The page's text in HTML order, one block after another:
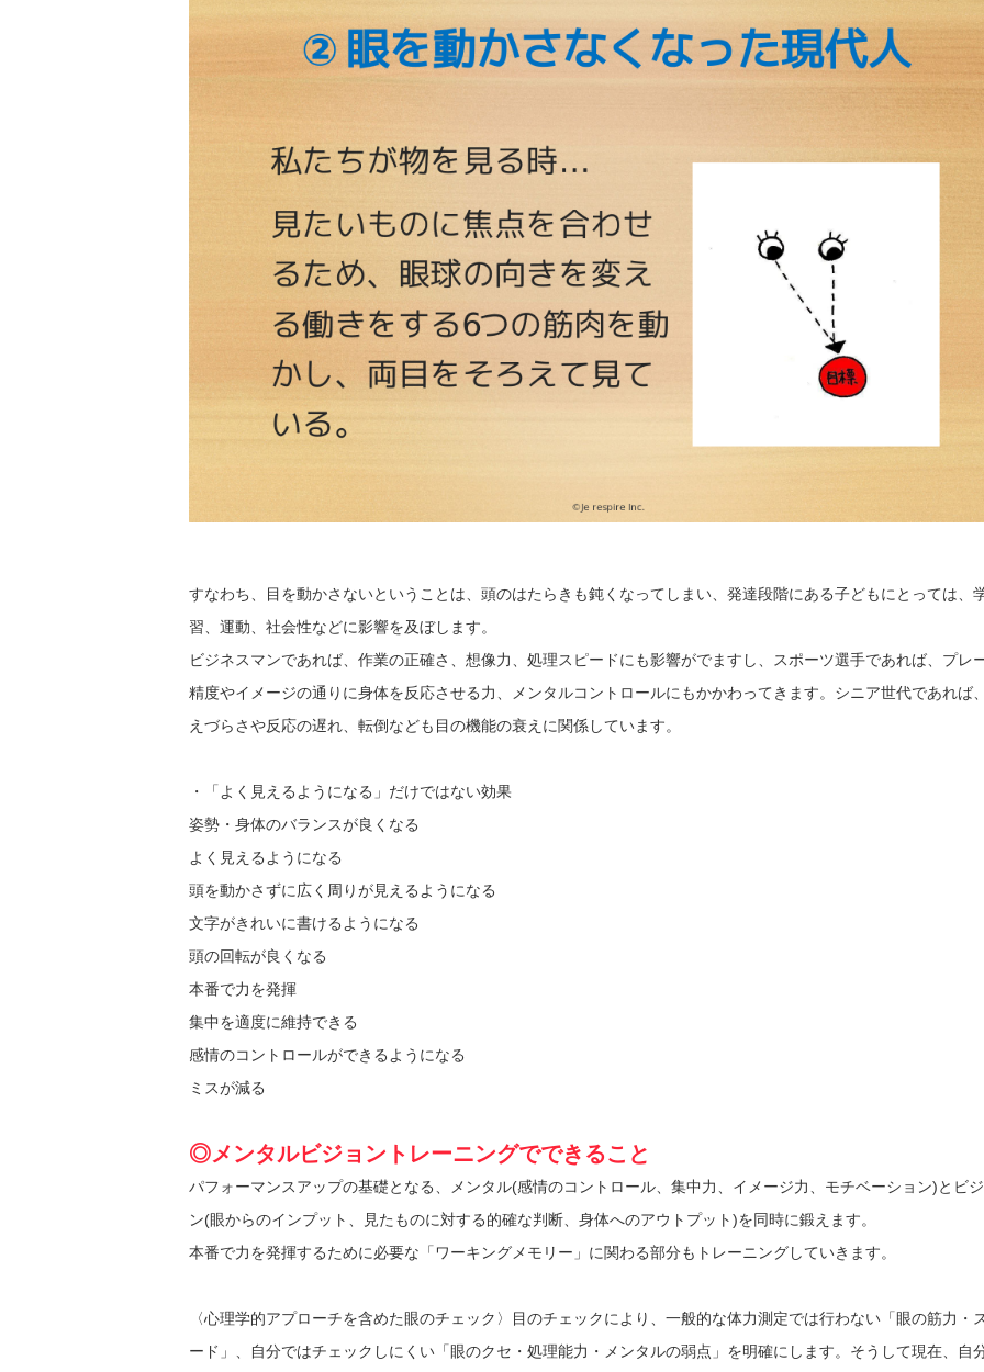
すなわち、目を動かさないということは、頭のはたらきも鈍くなってしまい、発達段階にある子どもにとっては、
習、運動、社会性などに影響を及ぼします。
ビジネスマンであれば、作業の正確さ、想像力、処理スピードにも影響がでますし、スポーツ選手であれば、プレ
精度やイメージの通りに身体を反応させる力、メンタルコントロールにもかかわってきます。シニア世代であれば
えづらさや反応の遅れ、転倒なども目の機能の衰えに関係しています。
・「よく見えるようになる」だけではない効果
姿勢・身体のバランスが良くなる
よく見えるようになる
頭を動かさずに広く周りが見えるようになる
文字がきれいに書けるようになる
頭の回転が良くなる
本番で力を発揮
集中を適度に維持できる
感情のコントロールができるようになる
ミスが減る
◎メンタルビジョントレーニングでできること
パフォーマンスアップの基礎となる、メンタル(感情のコントロール、集中力、イメージ力、モチベーション)とビジ
ン(眼からのインプット、見たものに対する的確な判断、身体へのアウトプット)を同時に鍛えます。
本番で力を発揮するために必要な「ワーキングメモリー」に関わる部分もトレーニングしていきます。
〈心理学的アプローチを含めた眼のチェック〉目のチェックにより、一般的な体力測定では行わない「眼の筋力・
ード」、自分ではチェックしにくい「眼のクセ・処理能力・メンタルの弱点」を明確にします。そうして現在、自